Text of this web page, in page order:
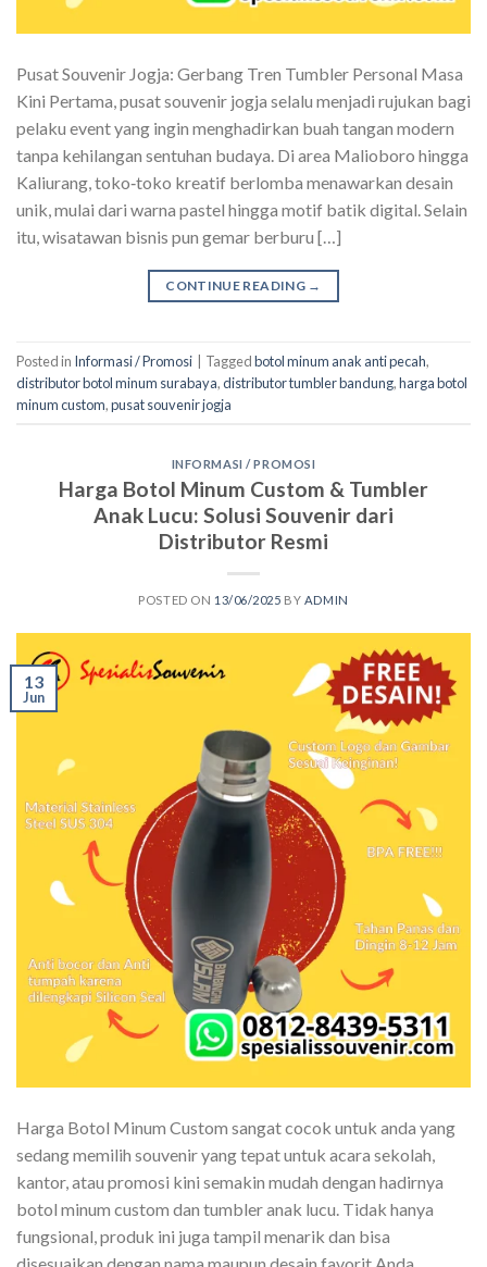
Pusat Souvenir Jogja: Gerbang Tren Tumbler Personal Masa
Kini Pertama, pusat souvenir jogja selalu menjadi rujukan bagi
pelaku event yang ingin menghadirkan buah tangan modern
tanpa kehilangan sentuhan budaya. Di area Malioboro hingga
Kaliurang, toko‑toko kreatif berlomba menawarkan desain
unik, mulai dari warna pastel hingga motif batik digital. Selain
itu, wisatawan bisnis pun gemar berburu […]
CONTINUE READING →
Posted in Informasi / Promosi Taggedbotol minum anak anti pecah,
distributor botol minum surabaya,distributor tumbler bandung,harga botol
minum custom,pusat souvenir jogja
INFORMASI / PROMOSI
Harga Botol Minum Custom & Tumbler
Anak Lucu: Solusi Souvenir dari
Distributor Resmi
POSTED ON 13/06/2025 BY ADMIN
13
Jun
Harga Botol Minum Custom sangat cocok untuk anda yang
sedang memilih souvenir yang tepat untuk acara sekolah,
kantor, atau promosi kini semakin mudah dengan hadirnya
botol minum custom dan tumbler anak lucu. Tidak hanya
fungsional, produk ini juga tampil menarik dan bisa